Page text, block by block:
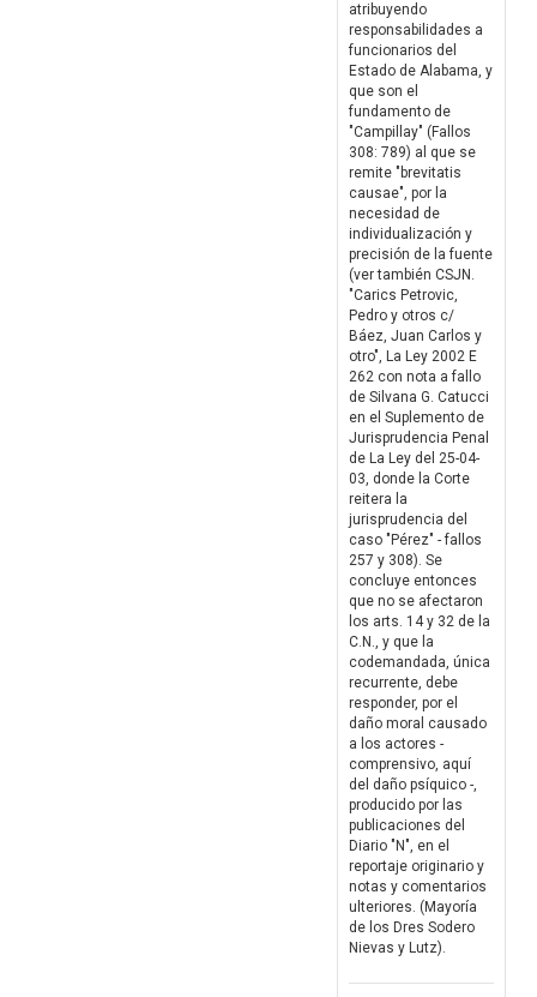
atribuyendo
responsabilidades a
funcionarios del
Estado de Alabama, y
que son el
fundamento de
"Campillay" (Fallos
308: 789) al que se
remite "brevitatis
causae", por la
necesidad de
individualización y
precisión de la fuente
(ver también CSJN.
"Carics Petrovic,
Pedro y otros c/
Báez, Juan Carlos y
otro", La Ley 2002 E
262 con nota a fallo
de Silvana G. Catucci
en el Suplemento de
Jurisprudencia Penal
de La Ley del 25-04-
03, donde la Corte
reitera la
jurisprudencia del
caso "Pérez" - fallos
257 y 308). Se
concluye entonces
que no se afectaron
los arts. 14 y 32 de la
C.N., y que la
codemandada, única
recurrente, debe
responder, por el
daño moral causado
a los actores -
comprensivo, aquí
del daño psíquico -,
producido por las
publicaciones del
Diario "N", en el
reportaje originario y
notas y comentarios
ulteriores. (Mayoría
de los Dres Sodero
Nievas y Lutz).